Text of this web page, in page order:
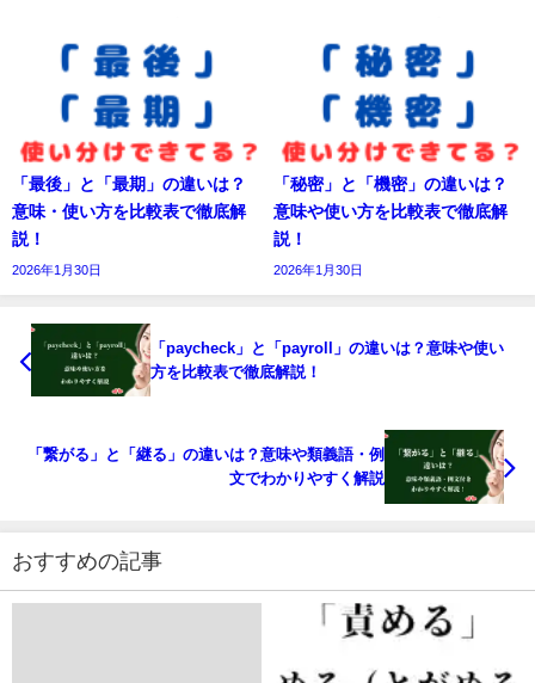
「最後」と「最期」の違いは？
意味・使い方を比較表で徹底解
説！
2026年1月30日
「秘密」と「機密」の違いは？
意味や使い方を比較表で徹底解
説！
2026年1月30日
「paycheck」と「payroll」の違いは？意味や使い
方を比較表で徹底解説！
「繋がる」と「継る」の違いは？意味や類義語・例
文でわかりやすく解説
おすすめの記事